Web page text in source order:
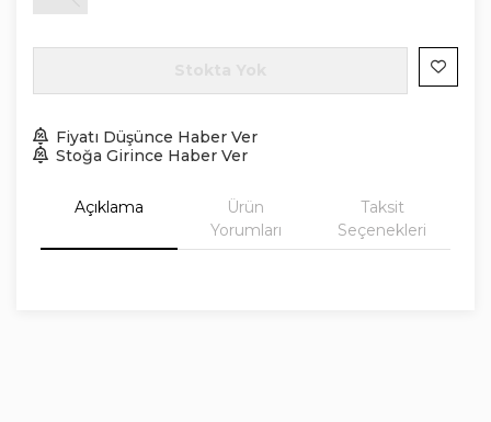
Fiyatı Düşünce Haber Ver
Stoğa Girince Haber Ver
Açıklama
Ürün
Yorumları
Taksit
Seçenekleri